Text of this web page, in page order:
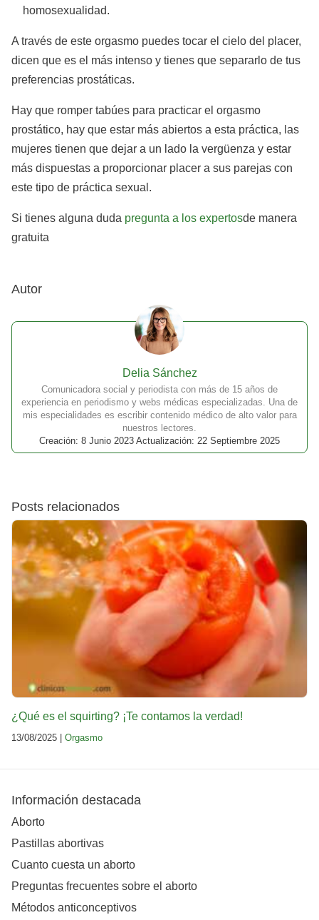
homosexualidad.
A través de este orgasmo puedes tocar el cielo del placer,
dicen que es el más intenso y tienes que separarlo de tus
preferencias prostáticas.
Hay que romper tabúes para practicar el orgasmo
prostático, hay que estar más abiertos a esta práctica, las
mujeres tienen que dejar a un lado la vergüenza y estar
más dispuestas a proporcionar placer a sus parejas con
este tipo de práctica sexual.
Si tienes alguna duda pregunta a los expertosde manera
gratuita
Autor
Delia Sánchez
Comunicadora social y periodista con más de 15 años de
experiencia en periodismo y webs médicas especializadas. Una de
mis especialidades es escribir contenido médico de alto valor para
nuestros lectores.
Creación: 8 Junio 2023 Actualización: 22 Septiembre 2025
Posts relacionados
¿Qué es el squirting? ¡Te contamos la verdad!
13/08/2025 | Orgasmo
Información destacada
Aborto
Pastillas abortivas
Cuanto cuesta un aborto
Preguntas frecuentes sobre el aborto
Métodos anticonceptivos